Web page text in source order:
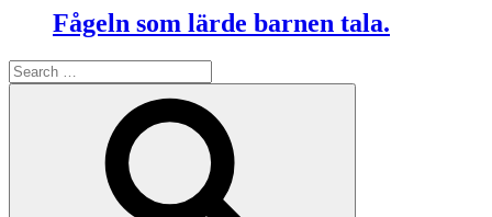
Fågeln som lärde barnen tala.
Search
for: